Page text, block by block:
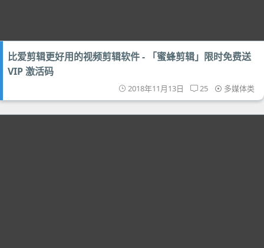
比爱剪辑更好用的视频剪辑软件 - 「蜜蜂剪辑」限时免费送
VIP 激活码
2018年11月13日 25 多媒体类